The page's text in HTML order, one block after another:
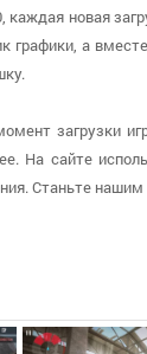
новая
графики, а
загрузки
На сайте
Станьте